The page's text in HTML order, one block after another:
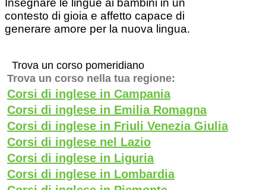
Insegnare le lingue ai bambini in un
contesto di gioia e affetto capace di
generare amore per la nuova lingua.
Trova un corso pomeridiano
Trova un corso nella tua regione:
Corsi di inglese in Campania
Corsi di inglese in Emilia Romagna
Corsi di inglese in Friuli Venezia Giulia
Corsi di inglese nel Lazio
Corsi di inglese in Liguria
Corsi di inglese in Lombardia